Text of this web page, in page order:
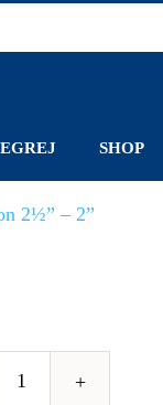
SHOP
2½” – 2”
Reduktion